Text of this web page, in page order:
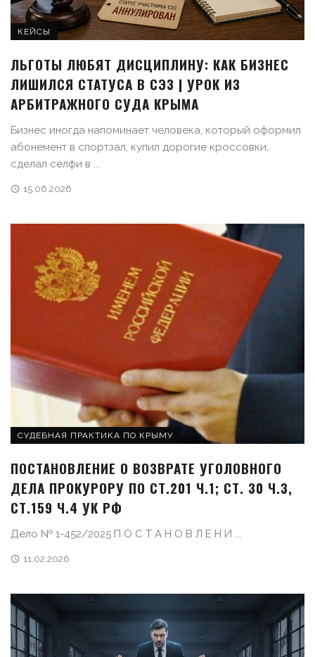
КЕЙСЫ
ЛЬГОТЫ ЛЮБЯТ ДИСЦИПЛИНУ: КАК БИЗНЕС
ЛИШИЛСЯ СТАТУСА В СЭЗ | УРОК ИЗ
АРБИТРАЖНОГО СУДА КРЫМА
Бизнес иногда напоминает человека, который оформил
абонемент в спортзал, купил дорогие кроссовки,
сделал селфи в ...
15.06.2026
СУДЕБНАЯ ПРАКТИКА ПО КРЫМУ
ПОСТАНОВЛЕНИЕ О ВОЗВРАТЕ УГОЛОВНОГО
ДЕЛА ПРОКУРОРУ ПО СТ.201 Ч.1; СТ. 30 Ч.3,
СТ.159 Ч.4 УК РФ
Дело № 1-452/2025 П О С Т А Н О В Л Е Н И ...
11.02.2026